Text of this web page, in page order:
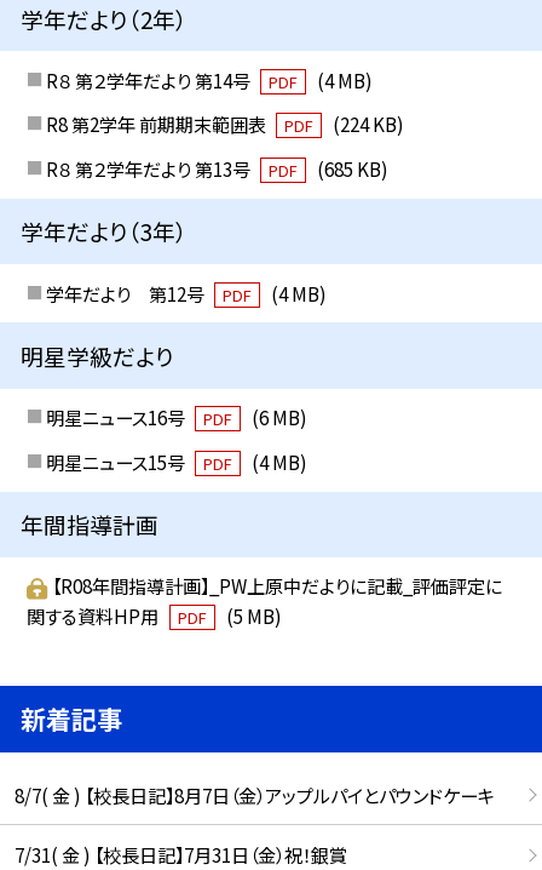
学年だより（2年）
R８ 第２学年だより 第14号 PDF
(4 MB)
R8 第2学年 前期期末範囲表
PDF
(224 KB)
R８ 第２学年だより 第13号
PDF (685 KB)
学年だより（3年）
学年だより 第12号 PDF (4 MB)
明星学級だより
明星ニュース16号 PDF
(6 MB)
明星ニュース15号
PDF (4 MB)
年間指導計画
【R08年間指導計画】_PW上原中だよりに記載_評価評定に
関する資料HP用
PDF (5 MB)
新着記事
8/7( 金 ) 【校長日記】8月7日（金）アップルパイとパウンドケーキ
7/31( 金 ) 【校長日記】7月31日（金）祝！銀賞